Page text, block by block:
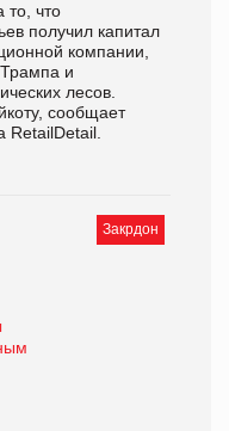
то, что
получил капитал
компании,
и
лесов.
сообщает
RetailDetail.
Закрдон